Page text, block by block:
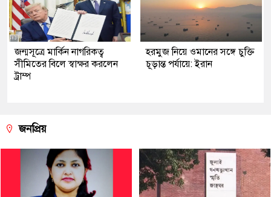
জন্মসূত্রে মার্কিন নাগরিকত্ব
সীমিতের বিলে স্বাক্ষর করলেন
ট্রাম্প
হরমুজ নিয়ে ওমানের সঙ্গে চুক্তি
চূড়ান্ত পর্যায়ে: ইরান
জনপ্রিয়